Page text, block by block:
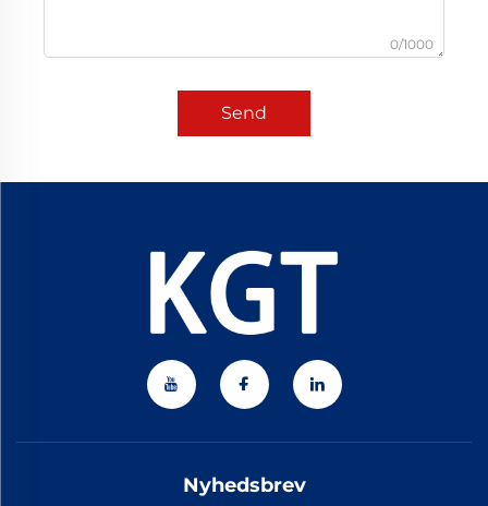
0/1000
Send
Nyhedsbrev